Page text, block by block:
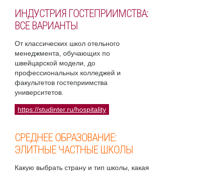
ИНДУСТРИЯ ГОСТЕПРИИМСТВА:
ВСЕ ВАРИАНТЫ
От классических школ отельного
менеджмента, обучающих по
швейцарской модели, до
профессиональных колледжей и
факультетов гостеприимства
университетов.
https://studinter.ru/hospitality
СРЕДНЕЕ ОБРАЗОВАНИЕ:
ЭЛИТНЫЕ ЧАСТНЫЕ ШКОЛЫ
Какую выбрать страну и тип школы, какая